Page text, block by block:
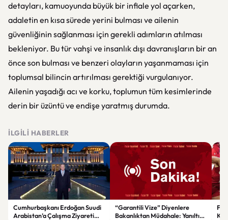
detayları, kamuoyunda büyük bir infiale yol açarken,
adaletin en kısa sürede yerini bulması ve ailenin
güvenliğinin sağlanması için gerekli adımların atılması
bekleniyor. Bu tür vahşi ve insanlık dışı davranışların bir an
önce son bulması ve benzeri olayların yaşanmaması için
toplumsal bilincin artırılması gerektiği vurgulanıyor.
Ailenin yaşadığı acı ve korku, toplumun tüm kesimlerinde
derin bir üzüntü ve endişe yaratmış durumda.
İLGILI HABERLER
Cumhurbaşkanı Erdoğan Suudi
Arabistan’a Çalışma Ziyareti
“Garantili Vize” Diyenlere
Bakanlıktan Müdahale: Yanıltıcı